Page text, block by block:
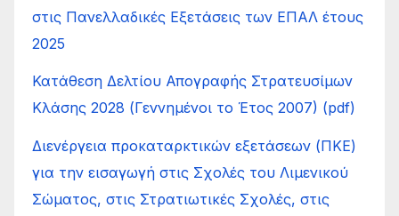
στις Πανελλαδικές Εξετάσεις των ΕΠΑΛ έτους
2025
Κατάθεση Δελτίου Απογραφής Στρατευσίμων
Κλάσης 2028 (Γεννημένοι το Έτος 2007) (pdf)
Διενέργεια προκαταρκτικών εξετάσεων (ΠΚΕ)
για την εισαγωγή στις Σχολές του Λιμενικού
Σώματος, στις Στρατιωτικές Σχολές, στις